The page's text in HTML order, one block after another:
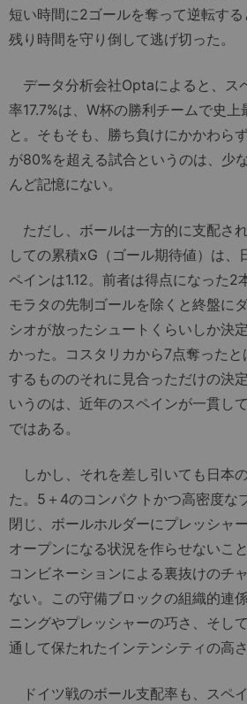
短い時間に2ゴールを奪って逆転す
残り時間を守り倒して逃げ切った。
データ分析会社Optaによると、ス
率17.7%は、W杯の勝利チームで史上
と。そもそも、勝ち負けにかかわら
が80%を超える試合というのは、少
んど記憶にない。
ただし、ボールは一方的に支配さ
しての累積xG（ゴール期待値）は、
ペインは1.12。前者は得点になった2
モラタの先制ゴールを除くと終盤に
シオが放ったシュートくらいしか決
かった。コスタリカから7点奪った
するもののそれに見合っただけの決
いうのは、近年のスペインが一貫し
ではある。
しかし、それを差し引いても日本
た。5＋4のコンパクトかつ高密度な
閉じ、ボールホルダーにプレッシャ
オープンになる状況を作らせないこ
コンビネーションによる裏抜けのチ
ない。この守備ブロックの組織的連
ニングやプレッシャーの巧さ、そし
通して保たれたインテンシティの高
ドイツ戦のボール支配率も、スペ